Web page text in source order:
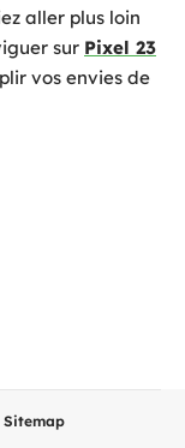
aller plus loin
sur Pixel 23
vos envies de
Sitemap